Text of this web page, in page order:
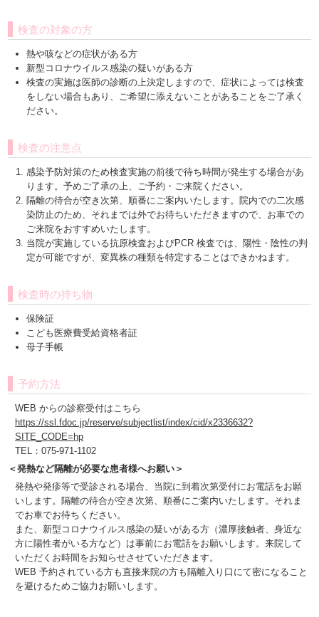
検査の対象の方
熱や咳などの症状がある方
新型コロナウイルス感染の疑いがある方
検査の実施は医師の診断の上決定しますので、症状によっては検査
をしない場合もあり、ご希望に添えないことがあることをご了承く
ださい。
検査の注意点
感染予防対策のため検査実施の前後で待ち時間が発生する場合があ
ります。予めご了承の上、ご予約・ご来院ください。
隔離の待合が空き次第、順番にご案内いたします。院内での二次感
染防止のため、それまでは外でお待ちいただきますので、お車での
ご来院をおすすめいたします。
当院が実施している抗原検査およびPCR 検査では、陽性・陰性の判
定が可能ですが、変異株の種類を特定することはできかねます。
検査時の持ち物
保険証
こども医療費受給資格者証
⺟子⼿帳
予約方法
WEB からの診察受付はこちら
https://ssl.fdoc.jp/reserve/subjectlist/index/cid/x2336632?
SITE_CODE=hp
TEL：075-971-1102
＜発熱など隔離が必要な患者様へお願い＞
発熱や発疹等で受診される場合、当院に到着次第受付にお電話をお願
いします。隔離の待合が空き次第、順番にご案内いたします。それま
でお車でお待ちください。
また、新型コロナウイルス感染の疑いがある方（濃厚接触者、身近な
方に陽性者がいる方など）は事前にお電話をお願いします。来院して
いただくお時間をお知らせさせていただきます。
WEB 予約されている方も直接来院の方も隔離入り口にて密になること
を避けるためご協力お願いします。